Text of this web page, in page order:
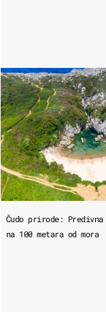
Čudo prirode:
na 100 metara od mora